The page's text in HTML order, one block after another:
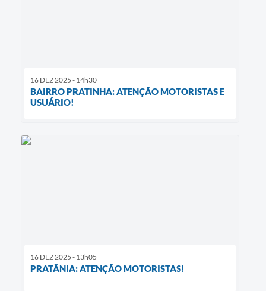
16 DEZ 2025 - 14h30
BAIRRO PRATINHA: ATENÇÃO MOTORISTAS E
USUÁRIO!
16 DEZ 2025 - 13h05
PRATÂNIA: ATENÇÃO MOTORISTAS!